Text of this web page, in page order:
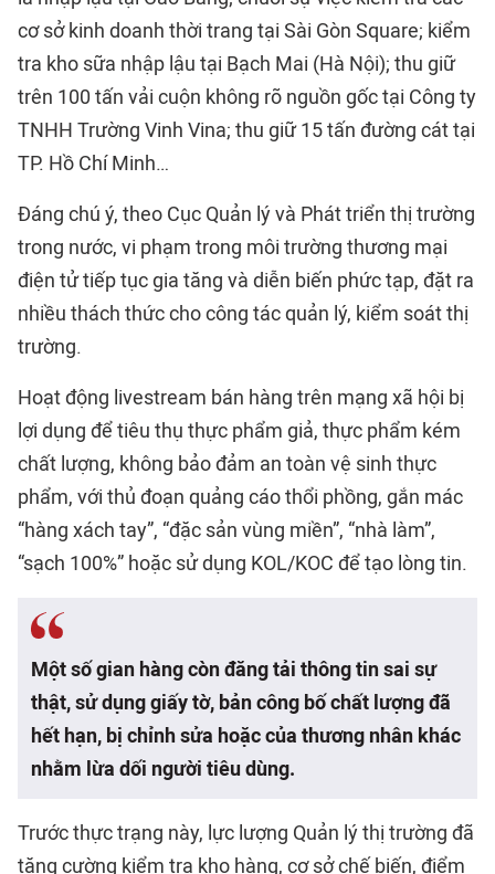
cơ sở kinh doanh thời trang tại Sài Gòn Square; kiểm
tra kho sữa nhập lậu tại Bạch Mai (Hà Nội); thu giữ
trên 100 tấn vải cuộn không rõ nguồn gốc tại Công ty
TNHH Trường Vinh Vina; thu giữ 15 tấn đường cát tại
TP. Hồ Chí Minh…
Đáng chú ý, theo Cục Quản lý và Phát triển thị trường
trong nước, vi phạm trong môi trường thương mại
điện tử tiếp tục gia tăng và diễn biến phức tạp, đặt ra
nhiều thách thức cho công tác quản lý, kiểm soát thị
trường.
Hoạt động livestream bán hàng trên mạng xã hội bị
lợi dụng để tiêu thụ thực phẩm giả, thực phẩm kém
chất lượng, không bảo đảm an toàn vệ sinh thực
phẩm, với thủ đoạn quảng cáo thổi phồng, gắn mác
“hàng xách tay”, “đặc sản vùng miền”, “nhà làm”,
“sạch 100%” hoặc sử dụng KOL/KOC để tạo lòng tin.
Một số gian hàng còn đăng tải thông tin sai sự
thật, sử dụng giấy tờ, bản công bố chất lượng đã
hết hạn, bị chỉnh sửa hoặc của thương nhân khác
nhằm lừa dối người tiêu dùng.
Trước thực trạng này, lực lượng Quản lý thị trường đã
tăng cường kiểm tra kho hàng, cơ sở chế biến, điểm